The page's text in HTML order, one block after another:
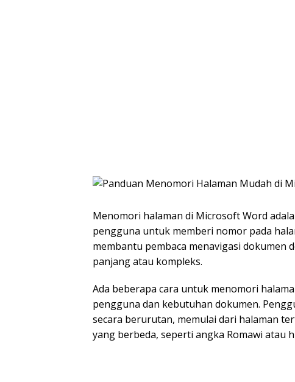
Menomori halaman di Microsoft Word
pengguna untuk memberi nomor pada
membantu pembaca menavigasi
panjang atau kompleks.
Ada beberapa cara untuk menomori
pengguna dan kebutuhan dokumen.
secara berurutan, memulai dari halaman
yang berbeda, seperti angka Romawi atau